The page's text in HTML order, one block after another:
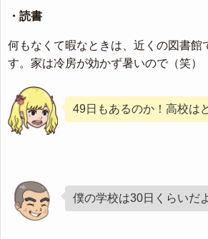
・読書
何もなくて暇なときは、近くの図書館
す。家は冷房が効かず暑いので（笑）
49日もあるのか！高校は
僕の学校は30日くらいだ